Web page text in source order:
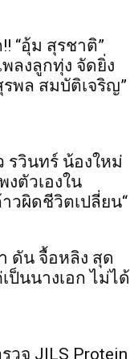
“อุ้ม สุรชาติ”
ลงลูกทุ่ง จัดยิ่ง
พล สมบัติเจริญ”
รวินทร์ น้องใหม่
ตัวเองใน
วผิดชีวิตเปลี่ยน“
ดัน จื้อหลิง สุด
ป็นนางเอก ไม่ได้
วจ JILS Protein